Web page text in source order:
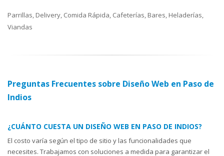
Parrillas, Delivery, Comida Rápida, Cafeterías, Bares, Heladerías,
Viandas
Preguntas Frecuentes sobre Diseño Web en Paso de
Indios
¿CUÁNTO CUESTA UN DISEÑO WEB EN PASO DE INDIOS?
El costo varía según el tipo de sitio y las funcionalidades que
necesites. Trabajamos con soluciones a medida para garantizar el